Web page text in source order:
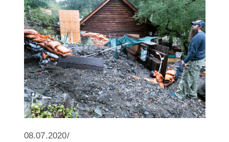
declarados por el presidente de los
Estados Unidos.
08.07.2020/